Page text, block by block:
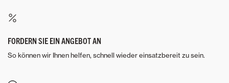
FORDERN SIE EIN ANGEBOT AN
So können wir Ihnen helfen, schnell wieder einsatzbereit zu sein.